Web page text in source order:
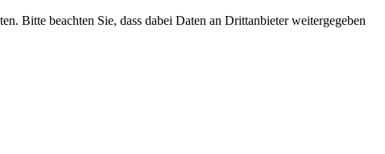
Bitte beachten Sie, dass dabei Daten an Drittanbieter weitergegeben